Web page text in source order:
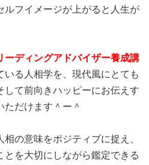
ルフイメージが上がると人生が
ーディングアドバイザー養成講
いる人相学を、現代風にとても
して前向きハッピーにお伝えす
ただけます＾ー＾
の意味をポジティブに捉え、
とを大切にしながら鑑定できる